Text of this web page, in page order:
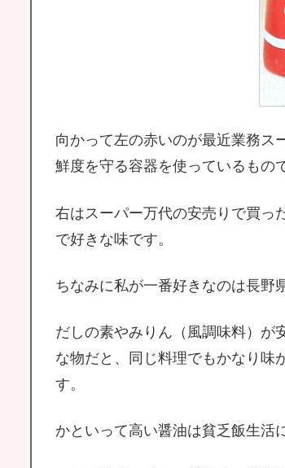
向かって左の赤いのが最近業務ス
鮮度を守る容器を使っているもの
右はスーパー万代の安売りで買っ
で好きな味です。
ちなみに私が一番好きなのは長野
だしの素やみりん（風調味料）が
な物だと、同じ料理でもかなり味
す。
かといって高い醤油は貧乏飯生活